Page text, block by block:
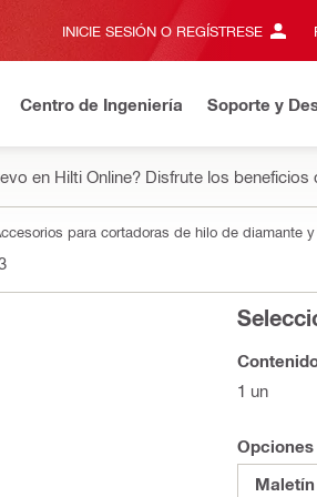
INICIE SESIÓN O REGÍSTRESE
Centro de Ingeniería Soporte y
en Hilti Online? Disfrute los beneficios
para cortadoras de hilo de diamante
1 un
Maletín